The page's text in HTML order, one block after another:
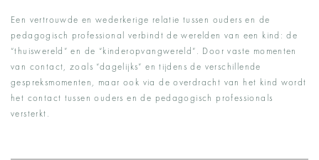
Een vertrouwde en wederkerige relatie tussen ouders en de
pedagogisch professional verbindt de werelden van een kind: de
“thuiswereld” en de “kinderopvangwereld”. Door vaste momenten
van contact, zoals “dagelijks” en tijdens de verschillende
gespreksmomenten, maar ook via de overdracht van het kind wordt
het contact tussen ouders en de pedagogisch professionals
versterkt.